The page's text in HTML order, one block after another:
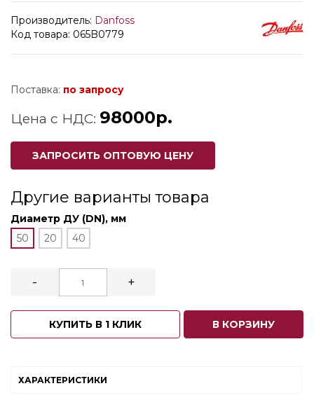
Производитель: Danfoss
Код товара: 065B0779
Поставка: по запросу
Цена с НДС: 98000р.
ЗАПРОСИТЬ ОПТОВУЮ ЦЕНУ
Другие варианты товара
Диаметр ДУ (DN), мм
50
20 40
- +
КУПИТЬ В 1 КЛИК В КОРЗИНУ
ХАРАКТЕРИСТИКИ